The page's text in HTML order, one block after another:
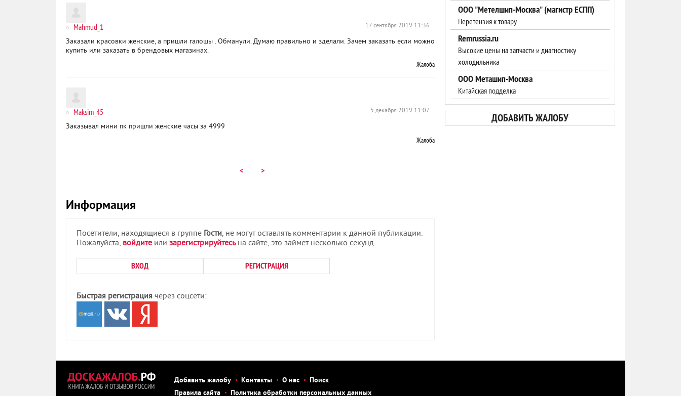
Mahmud_1 17 сентября 2019 11:36
Заказали красовки женские, а пришли галошы . Обманули. Думаю правильно и зделали. Зачем заказать если можно
купить или заказать в брендовых магазинах.
Жалоба
Maksim_45 5 декабря 2019 11:07
Заказывал мини пк пришли женские часы за 4999
Жалоба
< >
Информация
Посетители, находящиеся в группе Гости, не могут оставлять комментарии к данной публикации.
Пожалуйста, войдите или зарегистрируйтесьна сайте, это займет несколько секунд.
ВХОД РЕГИСТРАЦИЯ
Быстрая регистрация через соцсети:
ООО "Метелшип-Москва" (магистр ЕСПП)
Перетензия к товару
Remrussia.ru
Высокие цены на запчасти и диагностику
холодильника
ООО Меташип-Москва
Китайская подделка
ДОБАВИТЬ ЖАЛОБУ
Добавить жалобу Контакты О нас
Поиск
Правила сайта
Политика обработки персональных данных